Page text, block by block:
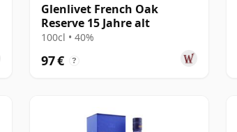
Glenlivet French Oak
Reserve 15 Jahre alt
100cl • 40%
97 € ?